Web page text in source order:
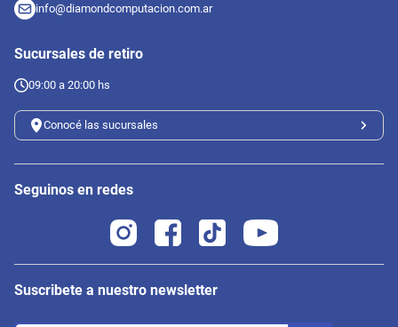
info@diamondcomputacion.com.ar
Sucursales de retiro
09:00 a 20:00 hs
Conocé las sucursales
Seguinos en redes
Suscribete a nuestro newsletter